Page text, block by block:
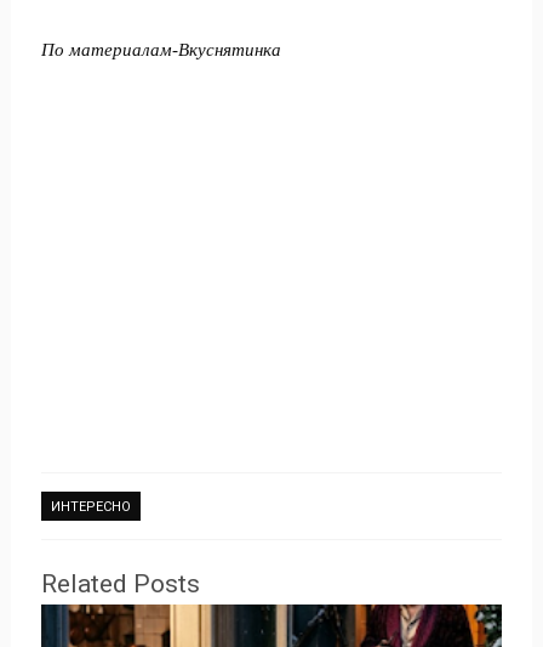
По материалам-Вкуснятинка
ИНТЕРЕСНО
Related Posts